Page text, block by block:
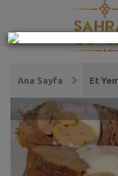
Ana Sayfa Et